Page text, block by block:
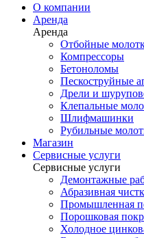
О компании
Аренда
Аренда
Отбойные
Компрессоры
Бетоноломы
Пескоструйные
Дрели и
Клепальные
Шлифмашинки
Рубильные
Магазин
Сервисные услуги
Сервисные услуги
Демонтажные
Абразивная
Промышленная
Порошковая
Холодное